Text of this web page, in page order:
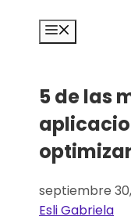
contenido
5 de las
septiembre
Esli Gabriela